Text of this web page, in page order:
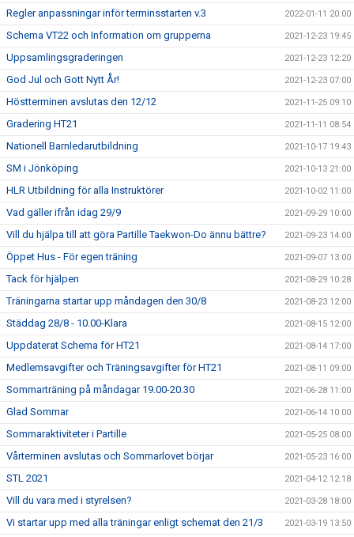
Regler anpassningar inför terminsstarten v.3 2022-01-11 20:00
Schema VT22 och Information om grupperna 2021-12-23 19:45
Uppsamlingsgraderingen 2021-12-23 12:20
God Jul och Gott Nytt År! 2021-12-23 07:00
Höstterminen avslutas den 12/12 2021-11-25 09:10
Gradering HT21 2021-11-11 08:54
Nationell Barnledarutbildning 2021-10-17 19:43
SM i Jönköping 2021-10-13 21:00
HLR Utbildning för alla Instruktörer 2021-10-02 11:00
Vad gäller ifrån idag 29/9 2021-09-29 10:00
Vill du hjälpa till att göra Partille Taekwon-Do ännu bättre? 2021-09-23 14:00
Öppet Hus - För egen träning 2021-09-07 13:00
Tack för hjälpen 2021-08-29 10:28
Träningarna startar upp måndagen den 30/8 2021-08-23 12:00
Städdag 28/8 - 10.00-Klara 2021-08-15 12:00
Uppdaterat Schema för HT21 2021-08-14 17:00
Medlemsavgifter och Träningsavgifter för HT21 2021-08-11 09:00
Sommarträning på måndagar 19.00-20.30 2021-06-28 11:00
Glad Sommar 2021-06-14 10:00
Sommaraktiviteter i Partille 2021-05-25 08:00
Vårterminen avslutas och Sommarlovet börjar 2021-05-23 16:00
STL 2021 2021-04-12 12:18
Vill du vara med i styrelsen? 2021-03-28 18:00
Vi startar upp med alla träningar enligt schemat den 21/3 2021-03-19 13:50